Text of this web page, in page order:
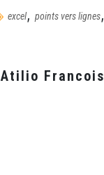
excel, points vers lignes,
Atilio Francois